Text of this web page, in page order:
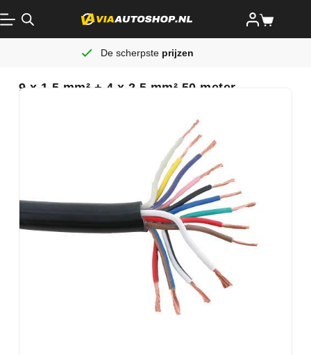
De scherpste prijzen
9 x 1,5 mm² + 4 x 2,5 mm² 50 meter